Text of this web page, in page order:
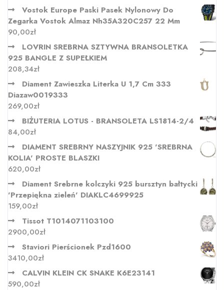
Vostok Europe Paski Pasek Nylonowy Do
Zegarka Vostok Almaz Nh35A320C257 22 Mm
90,00zł
LOVRIN SREBRNA SZTYWNA BRANSOLETKA
925 BANGLE Z SUPEŁKIEM
208,34zł
Diament Zawieszka Literka U 1,7 Cm 333
Diazaw0019333
269,00zł
BIŻUTERIA LOTUS - BRANSOLETA LS1814-2/4
84,00zł
DIAMENT SREBRNY NASZYJNIK 925 'SREBRNA
KOLIA' PROSTE BLASZKI
620,00zł
Diament Srebrne kolczyki 925 bursztyn bałtycki
'Przepiękna zieleń' DIAKLC4699925
159,00zł
Tissot T1014071103100
2900,00zł
Staviori Pierścionek Pzd1600
3410,00zł
CALVIN KLEIN CK SNAKE K6E23141
590,00zł